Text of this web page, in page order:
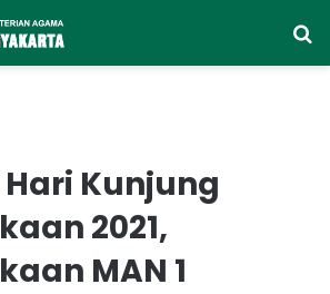
Kunjung
2021,
MAN 1